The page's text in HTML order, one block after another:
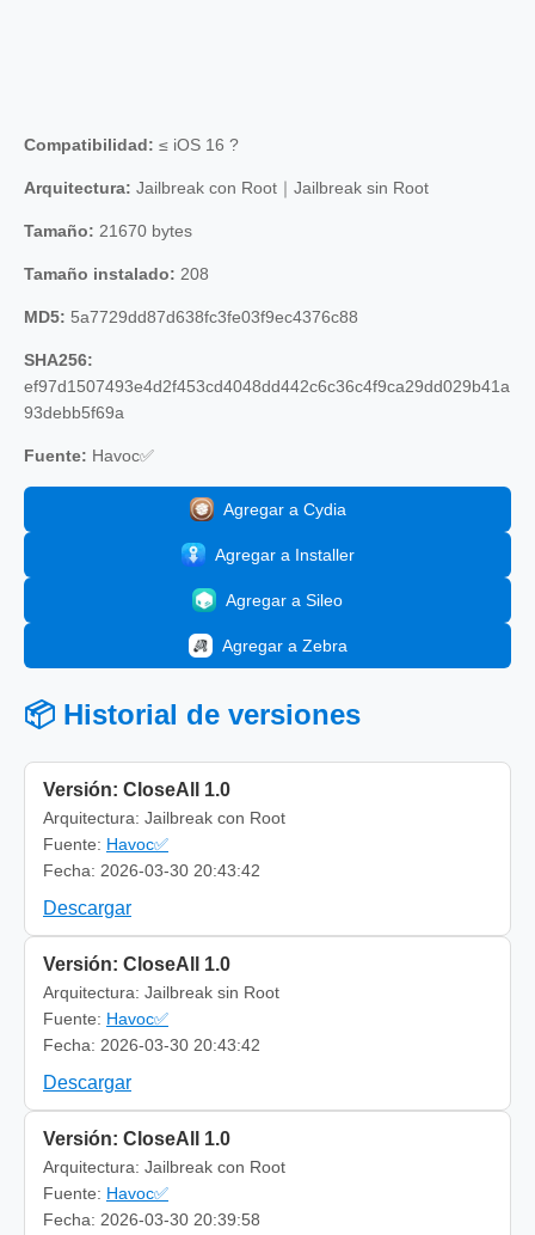
Compatibilidad: ≤ iOS 16 ?
Arquitectura: Jailbreak con Root｜Jailbreak sin Root
Tamaño: 21670 bytes
Tamaño instalado: 208
MD5: 5a7729dd87d638fc3fe03f9ec4376c88
SHA256:
ef97d1507493e4d2f453cd4048dd442c6c36c4f9ca29dd029b41a
93debb5f69a
Fuente: Havoc✅
Agregar a Cydia
Agregar a Installer
Agregar a Sileo
Agregar a Zebra
📦 Historial de versiones
Versión: CloseAll 1.0
Arquitectura: Jailbreak con Root
Fuente: Havoc✅
Fecha: 2026-03-30 20:43:42
Descargar
Versión: CloseAll 1.0
Arquitectura: Jailbreak sin Root
Fuente: Havoc✅
Fecha: 2026-03-30 20:43:42
Descargar
Versión: CloseAll 1.0
Arquitectura: Jailbreak con Root
Fuente: Havoc✅
Fecha: 2026-03-30 20:39:58